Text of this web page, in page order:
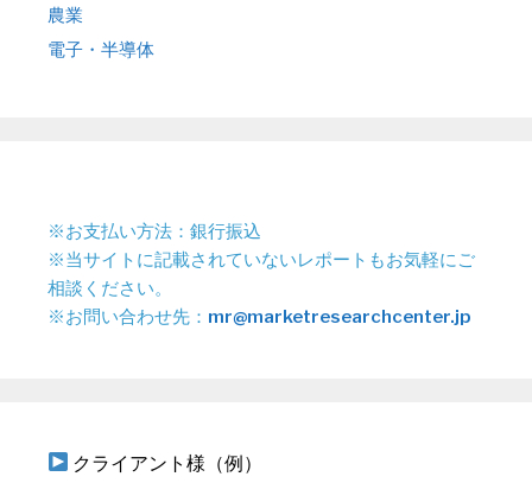
農業
電子・半導体
※お支払い方法：銀行振込
※当サイトに記載されていないレポートもお気軽にご
相談ください。
※お問い合わせ先： mr@marketresearchcenter.jp
クライアント様（例）